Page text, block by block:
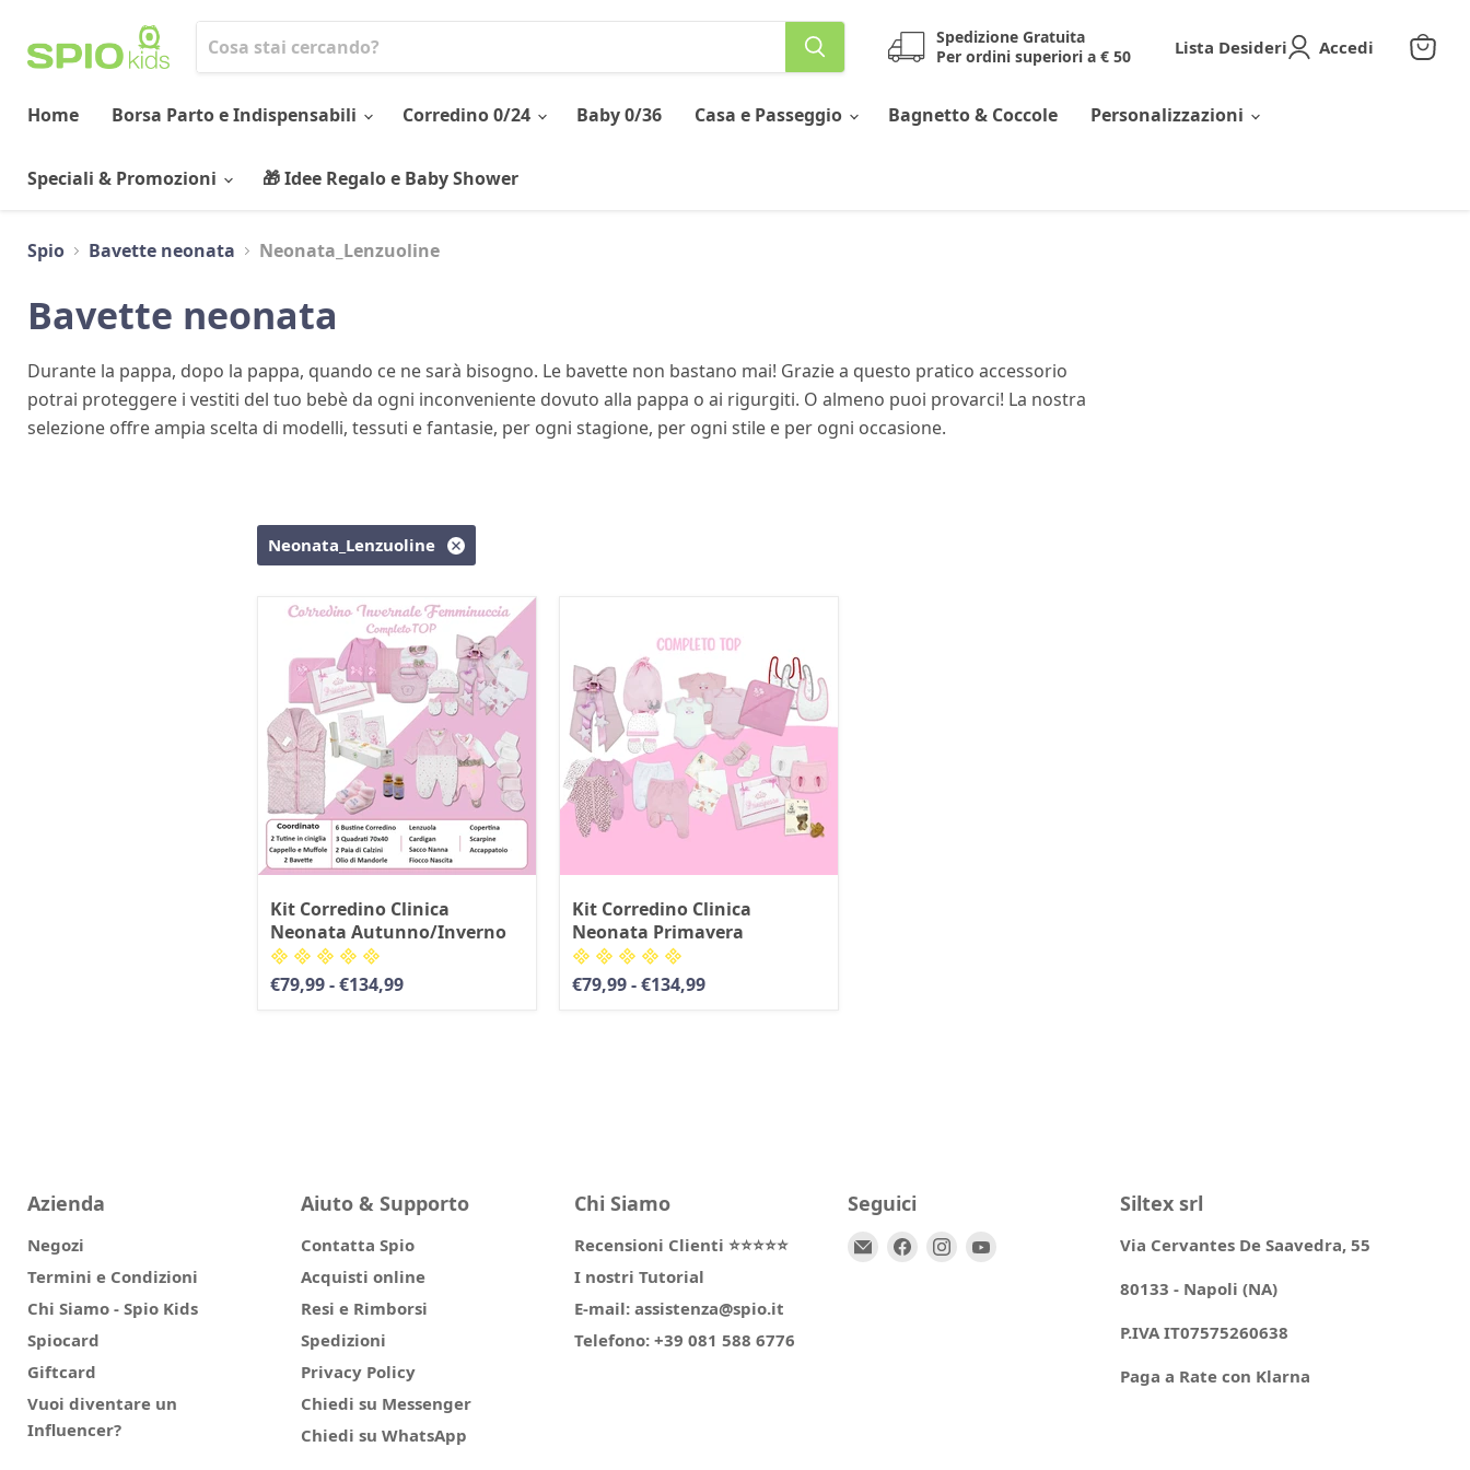
Spedizione Gratuita
Per ordini superiori a € 50
Lista Desideri Accedi
Home Borsa Parto e Indispensabili Corredino 0/24 Baby 0/36 Casa e Passeggio Bagnetto & Coccole Personalizzazioni
Speciali & Promozioni 🎁 Idee Regalo e Baby Shower
Spio Bavette neonata Neonata_Lenzuoline
Bavette neonata
Durante la pappa, dopo la pappa, quando ce ne sarà bisogno. Le bavette non bastano mai! Grazie a questo pratico accessorio
potrai proteggere i vestiti del tuo bebè da ogni inconveniente dovuto alla pappa o ai rigurgiti. O almeno puoi provarci! La nostra
selezione offre ampia scelta di modelli, tessuti e fantasie, per ogni stagione, per ogni stile e per ogni occasione.
Neonata_Lenzuoline
Kit Corredino Clinica
Neonata Autunno/Inverno
€79,99-€134,99
Kit Corredino Clinica
Neonata Primavera
€79,99-€134,99
Azienda
Negozi
Termini e Condizioni
Chi Siamo - Spio Kids
Spiocard
Giftcard
Vuoi diventare un
Influencer?
Aiuto & Supporto
Contatta Spio
Acquisti online
Resi e Rimborsi
Spedizioni
Privacy Policy
Chiedi su Messenger
Chiedi su WhatsApp
Chi Siamo
Recensioni Clienti ⭐⭐⭐⭐⭐
I nostri Tutorial
E-mail: assistenza@spio.it
Telefono: +39 081 588 6776
Seguici
Email
TrovaciTrovaci
Siltex srl
Via Cervantes De Saavedra, 55
80133 - Napoli (NA)
P.IVA IT07575260638
Paga a Rate con Klarna